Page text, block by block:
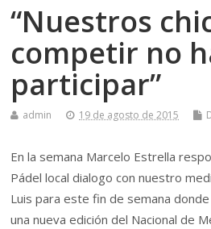
“Nuestros
competir no
participar”
admin 19 de agosto de 2015
En la semana Marcelo Estrella
Pádel local dialogo con nuestro
Luis para este fin de semana
una nueva edición del Nacional de